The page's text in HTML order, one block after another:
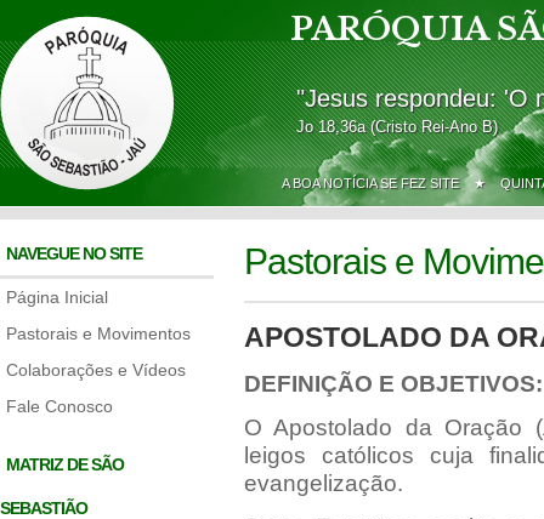
PARÓQUIA
"Jesus respondeu: 'O
Jo 18,36a (Cristo Rei-Ano B)
A BOA NOTÍCIA SE FEZ SITE ★
NAVEGUE NO SITE
Página Inicial
Pastorais e Movimentos
Colaborações e Vídeos
Fale Conosco
MATRIZ DE SÃO
SEBASTIÃO
Pastorais e
APOSTOLADO DA
DEFINIÇÃO E OBJETIVOS:
O Apostolado da Oração
leigos católicos cuja
evangelização.